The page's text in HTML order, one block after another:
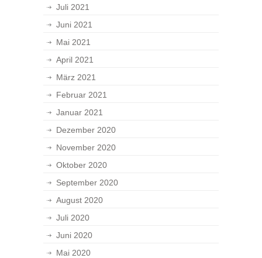
Juli 2021
Juni 2021
Mai 2021
April 2021
März 2021
Februar 2021
Januar 2021
Dezember 2020
November 2020
Oktober 2020
September 2020
August 2020
Juli 2020
Juni 2020
Mai 2020